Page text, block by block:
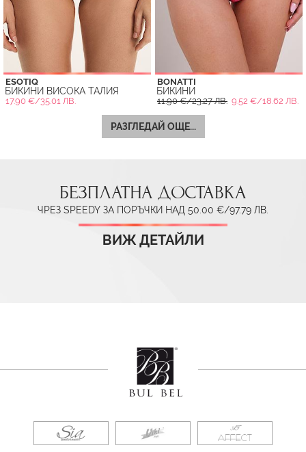
ESOTIQ
БИКИНИ ВИСОКА ТАЛИЯ
17.90 €/35.01 ЛВ.
BONATTI
БИКИНИ
11.90 €/23.27 ЛВ. 9.52 €/18.62 ЛВ.
РАЗГЛЕДАЙ ОЩЕ...
БЕЗПЛАТНА ДОСТАВКА
ЧРЕЗ SPEEDY ЗА ПОРЪЧКИ НАД 50.00 €/97.79 ЛВ.
ВИЖ ДЕТАЙЛИ